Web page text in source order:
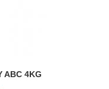
ABC 4KG